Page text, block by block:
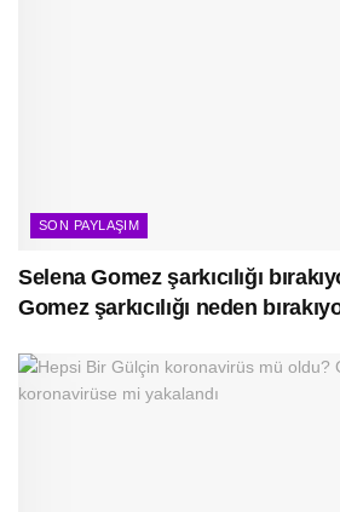
SON PAYLAŞIM
Selena Gomez şarkıcılığı
Gomez şarkıcılığı neden